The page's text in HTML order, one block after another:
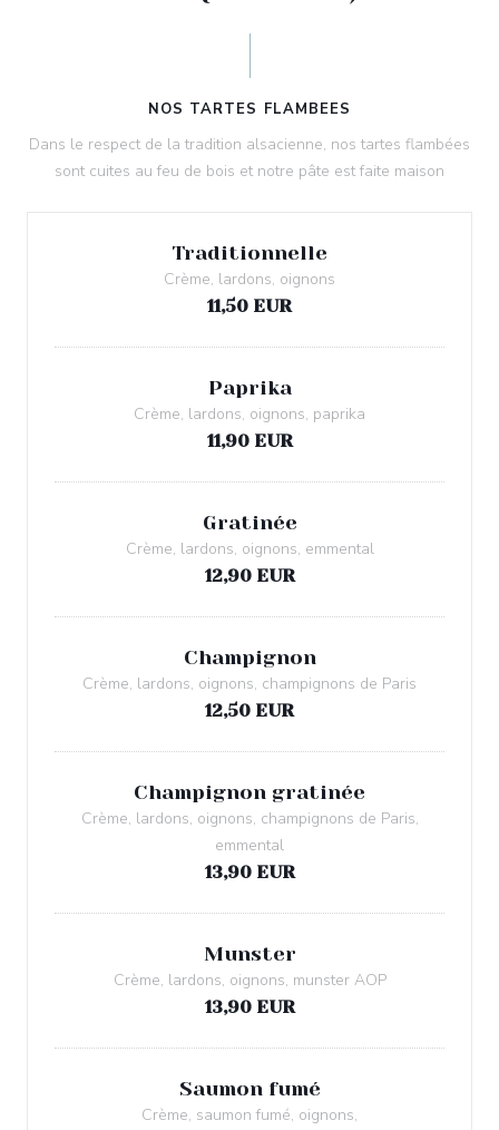
NOS TARTES FLAMBEES
Dans le respect de la tradition alsacienne, nos tartes flambées
sont cuites au feu de bois et notre pâte est faite maison
Traditionnelle
Crème, lardons, oignons
11,50 EUR
Paprika
Crème, lardons, oignons, paprika
11,90 EUR
Gratinée
Crème, lardons, oignons, emmental
12,90 EUR
Champignon
Crème, lardons, oignons, champignons de Paris
12,50 EUR
Champignon gratinée
Crème, lardons, oignons, champignons de Paris,
emmental
13,90 EUR
Munster
Crème, lardons, oignons, munster AOP
13,90 EUR
Saumon fumé
Crème, saumon fumé, oignons,